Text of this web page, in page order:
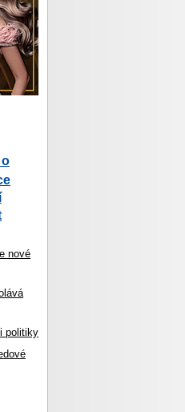
nové
politiky